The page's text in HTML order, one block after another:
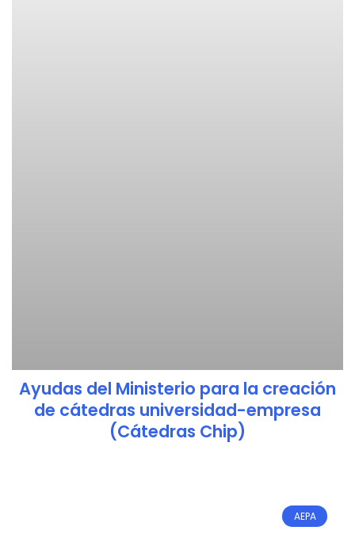
Ayudas del Ministerio para la creación
de cátedras universidad-empresa
(Cátedras Chip)
AEPA